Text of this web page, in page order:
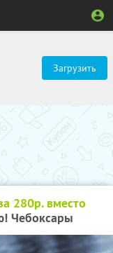
Загрузить
280р. вместо
Чебоксары